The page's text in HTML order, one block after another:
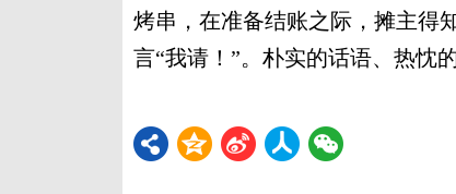
烤串，在准备结账之际，摊主得
言“我请！”。朴实的话语、热忱